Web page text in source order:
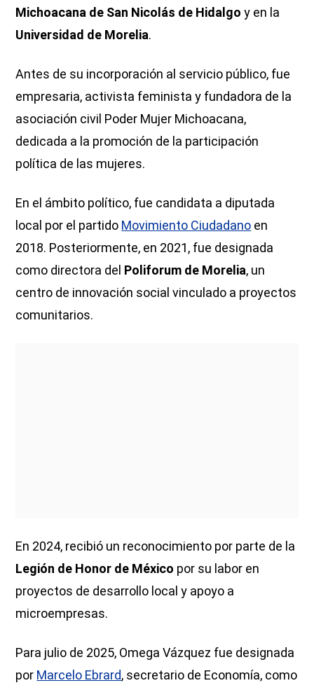
Michoacana de San Nicolás de Hidalgo y en la
Universidad de Morelia.
Antes de su incorporación al servicio público, fue
empresaria, activista feminista y fundadora de la
asociación civil Poder Mujer Michoacana,
dedicada a la promoción de la participación
política de las mujeres.
En el ámbito político, fue candidata a diputada
local por el partido Movimiento Ciudadano en
2018. Posteriormente, en 2021, fue designada
como directora del Poliforum de Morelia, un
centro de innovación social vinculado a proyectos
comunitarios.
En 2024, recibió un reconocimiento por parte de la
Legión de Honor de México por su labor en
proyectos de desarrollo local y apoyo a
microempresas.
Para julio de 2025, Omega Vázquez fue designada
por Marcelo Ebrard, secretario de Economía, como